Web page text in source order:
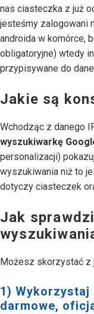
nas ciasteczka z już
jesteśmy zalogowani
androida w komórce,
obligatoryjne) wtedy
przypisywane do
Jakie są
Wchodząc z danego
wyszukiwarkę
personalizacji)
wyszukiwania niż to
dotyczy ciasteczek
Jak
Możesz skorzystać z
1)
darmowe,